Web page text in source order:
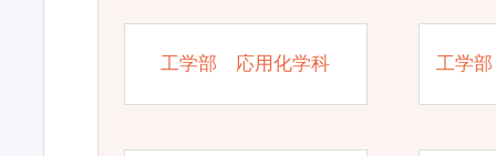
工学部 応用化学科 工学